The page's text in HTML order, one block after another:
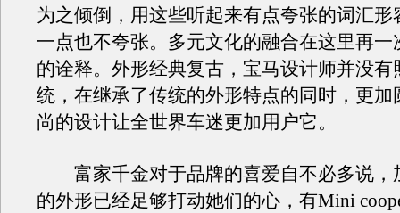
为之倾倒，用这些听起来有点夸张的词汇形
一点也不夸张。多元文化的融合在这里再一
的诠释。外形经典复古，宝马设计师并没有
统，在继承了传统的外形特点的同时，更加
尚的设计让全世界车迷更加用户它。
富家千金对于品牌的喜爱自不必多说，
的外形已经足够打动她们的心，有Mini